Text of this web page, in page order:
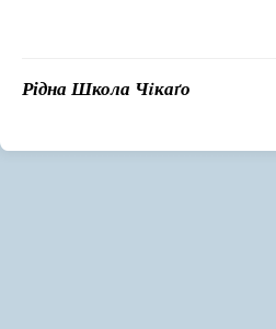
Рідна Школа Чiкаґо